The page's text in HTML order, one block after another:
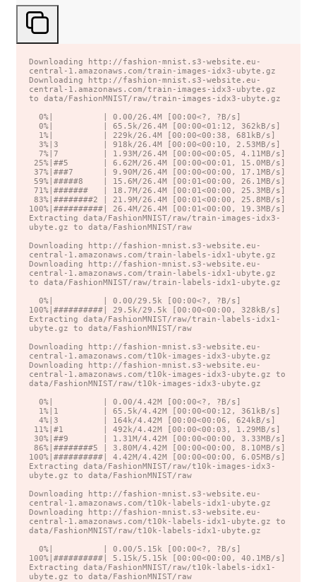
Downloading http://fashion-mnist.s3-website.eu-
central-1.amazonaws.com/train-images-idx3-ubyte.gz
Downloading http://fashion-mnist.s3-website.eu-
central-1.amazonaws.com/train-images-idx3-ubyte.gz
to data/FashionMNIST/raw/train-images-idx3-ubyte.gz
  0%|          | 0.00/26.4M [00:00<?, ?B/s]
  0%|          | 65.5k/26.4M [00:00<01:12, 362kB/s]
  3%|3         | 918k/26.4M [00:00<00:10, 2.53MB/s]
  7%|7         | 1.93M/26.4M [00:00<00:05, 4.11MB/s]
37%|###7      | 9.90M/26.4M [00:00<00:00, 17.1MB/s]
71%|#######   | 18.7M/26.4M [00:01<00:00, 25.3MB/s]
83%|########2 | 21.9M/26.4M [00:01<00:00, 25.8MB/s]
100%|##########| 26.4M/26.4M [00:01<00:00, 19.3MB/s]
Extracting data/FashionMNIST/raw/train-images-idx3-
ubyte.gz to data/FashionMNIST/raw
Downloading http://fashion-mnist.s3-website.eu-
central-1.amazonaws.com/train-labels-idx1-ubyte.gz
Downloading http://fashion-mnist.s3-website.eu-
central-1.amazonaws.com/train-labels-idx1-ubyte.gz
to data/FashionMNIST/raw/train-labels-idx1-ubyte.gz
  0%|          | 0.00/29.5k [00:00<?, ?B/s]
100%|##########| 29.5k/29.5k [00:00<00:00, 328kB/s]
Extracting data/FashionMNIST/raw/train-labels-idx1-
ubyte.gz to data/FashionMNIST/raw
Downloading http://fashion-mnist.s3-website.eu-
central-1.amazonaws.com/t10k-images-idx3-ubyte.gz
Downloading http://fashion-mnist.s3-website.eu-
central-1.amazonaws.com/t10k-images-idx3-ubyte.gz to
data/FashionMNIST/raw/t10k-images-idx3-ubyte.gz
  0%|          | 0.00/4.42M [00:00<?, ?B/s]
  4%|3         | 164k/4.42M [00:00<00:06, 624kB/s]
30%|##9       | 1.31M/4.42M [00:00<00:00, 3.33MB/s]
86%|########5 | 3.80M/4.42M [00:00<00:00, 8.10MB/s]
100%|##########| 4.42M/4.42M [00:00<00:00, 6.05MB/s]
Extracting data/FashionMNIST/raw/t10k-images-idx3-
ubyte.gz to data/FashionMNIST/raw
Downloading http://fashion-mnist.s3-website.eu-
central-1.amazonaws.com/t10k-labels-idx1-ubyte.gz
Downloading http://fashion-mnist.s3-website.eu-
central-1.amazonaws.com/t10k-labels-idx1-ubyte.gz to
data/FashionMNIST/raw/t10k-labels-idx1-ubyte.gz
  0%|          | 0.00/5.15k [00:00<?, ?B/s]
100%|##########| 5.15k/5.15k [00:00<00:00, 40.1MB/s]
Extracting data/FashionMNIST/raw/t10k-labels-idx1-